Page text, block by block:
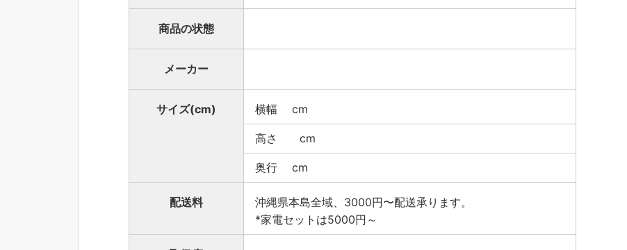
商品の状態
メーカー
サイズ(cm) 横幅 cm
高さ cm
奥行 cm
配送料
沖縄県本島全域、3000円〜配送承ります。
*家電セットは5000円～